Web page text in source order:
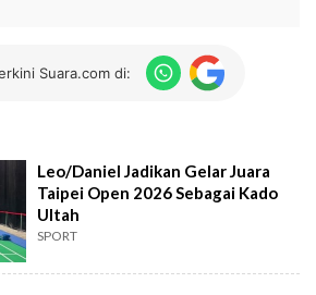
Suara.com di:
Leo/Daniel Jadikan Gelar Juara
Taipei Open 2026 Sebagai Kado
Ultah
SPORT